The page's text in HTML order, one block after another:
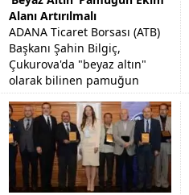
Alanı Artırılmalı
ADANA Ticaret Borsası (ATB)
Başkanı Şahin Bilgiç,
Çukurova'da "beyaz altın"
olarak bilinen pamuğun
stratejik bir ürün olduğunu
ve ekim alanının arttırılması...